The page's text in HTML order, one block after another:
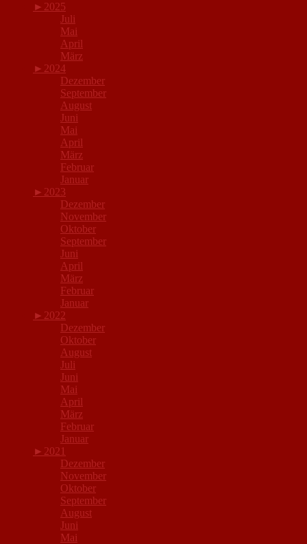
► 2025
Juli
Mai
April
März
► 2024
Dezember
September
August
Juni
Mai
April
März
Februar
Januar
► 2023
Dezember
November
Oktober
September
Juni
April
März
Februar
Januar
► 2022
Dezember
Oktober
August
Juli
Juni
Mai
April
März
Februar
Januar
► 2021
Dezember
November
Oktober
September
August
Juni
Mai